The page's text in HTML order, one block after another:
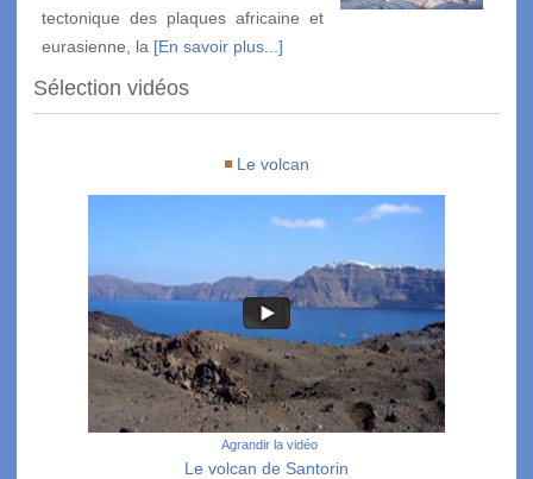
tectonique des plaques africaine et
eurasienne, la [En savoir plus...]
Sélection vidéos
Le volcan
Agrandir la vidéo
Le volcan de Santorin